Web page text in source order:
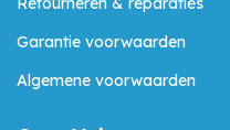
Garantie voorwaarden
Algemene voorwaarden